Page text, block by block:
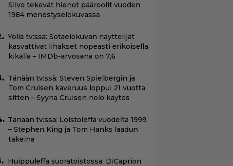
Silvo tekevät hienot pääroolit vuoden
1984 menestyselokuvassa
Yöllä tv:ssä: Sotaelokuvan näyttelijät
kasvattivat lihakset nopeasti erikoisella
kikalla – IMDb-arvosana on 7,6
Tänään tv:ssä: Steven Spielbergin ja
Tom Cruisen kaveruus loppui 21 vuotta
sitten – Syynä Cruisen nolo käytös
Tänään tv:ssä: Loistoleffa vuodelta 1999
– Stephen King ja Tom Hanks laadun
takeina
Huippuleffa suoratoistossa: DiCaprion